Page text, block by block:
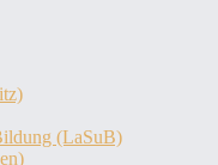
(LaSuB)